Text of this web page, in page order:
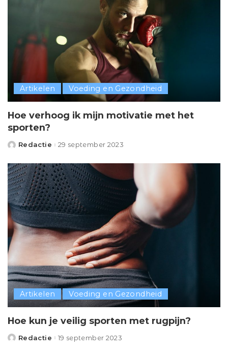
Artikelen Voeding en Gezondheid
Hoe verhoog ik mijn motivatie met het
sporten?
Posted
Redactie 29 september 2023
Artikelen Voeding en Gezondheid
Hoe kun je veilig sporten met rugpijn?
Posted
Redactie 19 september 2023